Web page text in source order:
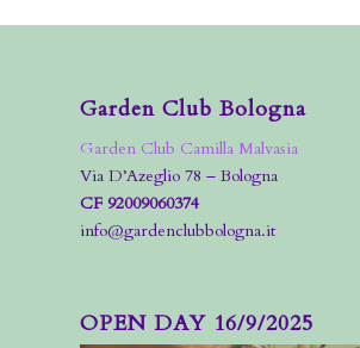
Garden Club Bologna
Garden Club Camilla Malvasia
Via D’Azeglio 78 – Bologna
CF 92009060374
info@gardenclubbologna.it
OPEN DAY 16/9/2025